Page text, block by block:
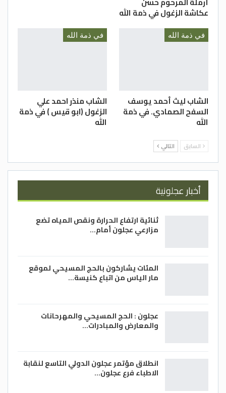
عكاشة الزغول في ذمة الله
في ذمة الله
الشاب ليث أحمد يوسف
السفح الصمادي. في ذمة
الله
في ذمة الله
الشاب منذر احمد علي
الزغول (ابو قيس ) في ذمة
الله
السابق التالي
أخبار عجلونية
ثنائية ارتفاع الحرارة ونقص المياه تضع
مزارعي عجلون أمام…
المئات يشاركون بالحج المسيحي لموقع
مار الياس من اتباع كنيسة…
عجلون : الحج المسيحي والمهرحانات
والمعارض والمبادرات…
انطلاق مؤتمر عجلون الدولي التاسع لنقابة
الاطباء فرع عجلون…